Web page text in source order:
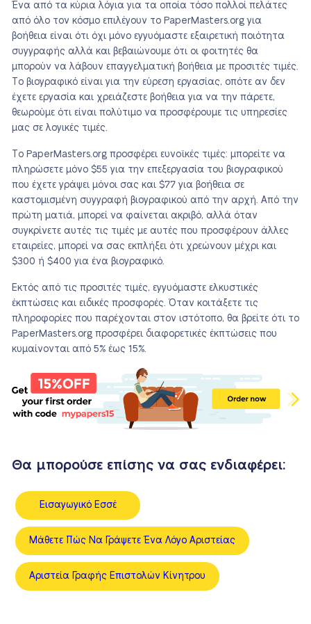
Ένα από τα κύρια λόγια για τα οποία τόσο πολλοί πελάτες
από όλο τον κόσμο επιλέγουν το PaperMasters.org για
βοήθεια είναι ότι όχι μόνο εγγυόμαστε εξαιρετική ποιότητα
συγγραφής αλλά και βεβαιώνουμε ότι οι φοιτητές θα
μπορούν να λάβουν επαγγελματική βοήθεια με προσιτές τιμές.
Το βιογραφικό είναι για την εύρεση εργασίας, οπότε αν δεν
έχετε εργασία και χρειάζεστε βοήθεια για να την πάρετε,
θεωρούμε ότι είναι πολύτιμο να προσφέρουμε τις υπηρεσίες
μας σε λογικές τιμές.
Το PaperMasters.org προσφέρει ευνοϊκές τιμές: μπορείτε να
πληρώσετε μόνο $55 για την επεξεργασία του βιογραφικού
που έχετε γράψει μόνοι σας και $77 για βοήθεια σε
καστομισμένη συγγραφή βιογραφικού από την αρχή. Από την
πρώτη ματιά, μπορεί να φαίνεται ακριβό, αλλά όταν
συγκρίνετε αυτές τις τιμές με αυτές που προσφέρουν άλλες
εταιρείες, μπορεί να σας εκπλήξει ότι χρεώνουν μέχρι και
$300 ή $400 για ένα βιογραφικό.
Εκτός από τις προσιτές τιμές, εγγυόμαστε ελκυστικές
έκπτώσεις και ειδικές προσφορές. Όταν κοιτάξετε τις
πληροφορίες που παρέχονται στον ιστότοπο, θα βρείτε ότι το
PaperMasters.org προσφέρει διαφορετικές έκπτώσεις που
κυμαίνονται από 5% έως 15%.
Θα μπορούσε επίσης να σας ενδιαφέρει:
Εισαγωγικό Εσσέ
Μάθετε Πώς Να Γράψετε Ένα Λόγο Αριστείας
Αριστεία Γραφής Επιστολών Κίνητρου